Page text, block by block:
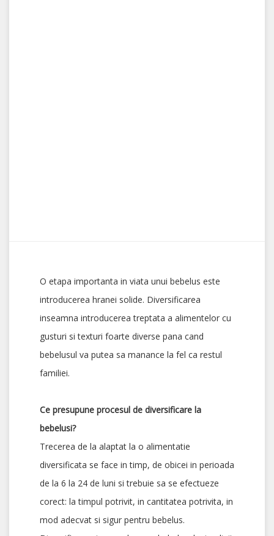
O etapa importanta in viata unui bebelus este
introducerea hranei solide. Diversificarea
inseamna introducerea treptata a alimentelor cu
gusturi si texturi foarte diverse pana cand
bebelusul va putea sa manance la fel ca restul
familiei.
Ce presupune procesul de diversificare la
bebelusi?
Trecerea de la alaptat la o alimentatie
diversificata se face in timp, de obicei in perioada
de la 6 la 24 de luni si trebuie sa se efectueze
corect: la timpul potrivit, in cantitatea potrivita, in
mod adecvat si sigur pentru bebelus.